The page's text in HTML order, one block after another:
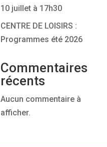
10 juillet à 17h30
CENTRE DE LOISIRS :
Programmes été 2026
Commentaires
récents
Aucun commentaire à
afficher.